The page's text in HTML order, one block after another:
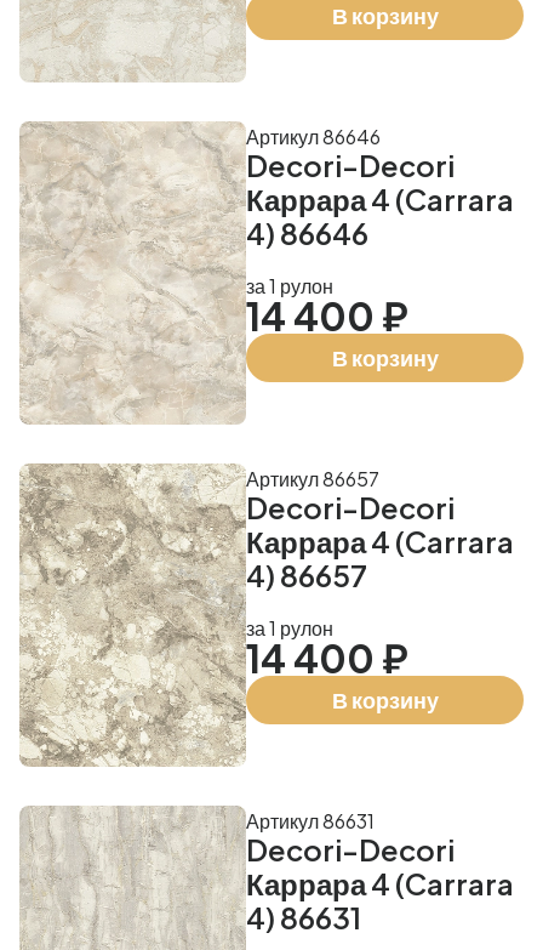
В корзину
Decori-Decori
Каррара 4 (Carrara
4) 86646
Артикул 86646
за 1 рулон
14 400 ₽
В корзину
Decori-Decori
Каррара 4 (Carrara
4) 86657
Артикул 86657
за 1 рулон
14 400 ₽
В корзину
Decori-Decori
Каррара 4 (Carrara
4) 86631
Артикул 86631